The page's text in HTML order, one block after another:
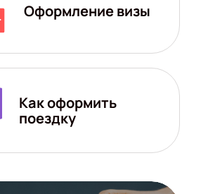
Оформление визы
Как оформить
поездку